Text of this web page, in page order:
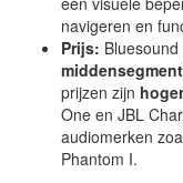
navigeren en
Prijs:
middensegment
prijzen zijn hoger
One en JBL
audiomerken
Phantom I.